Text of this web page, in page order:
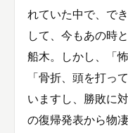
れていた中で、で
して、今もあの時
船木。しかし、「
「骨折、頭を打っ
いますし、勝敗に
の復帰発表から物